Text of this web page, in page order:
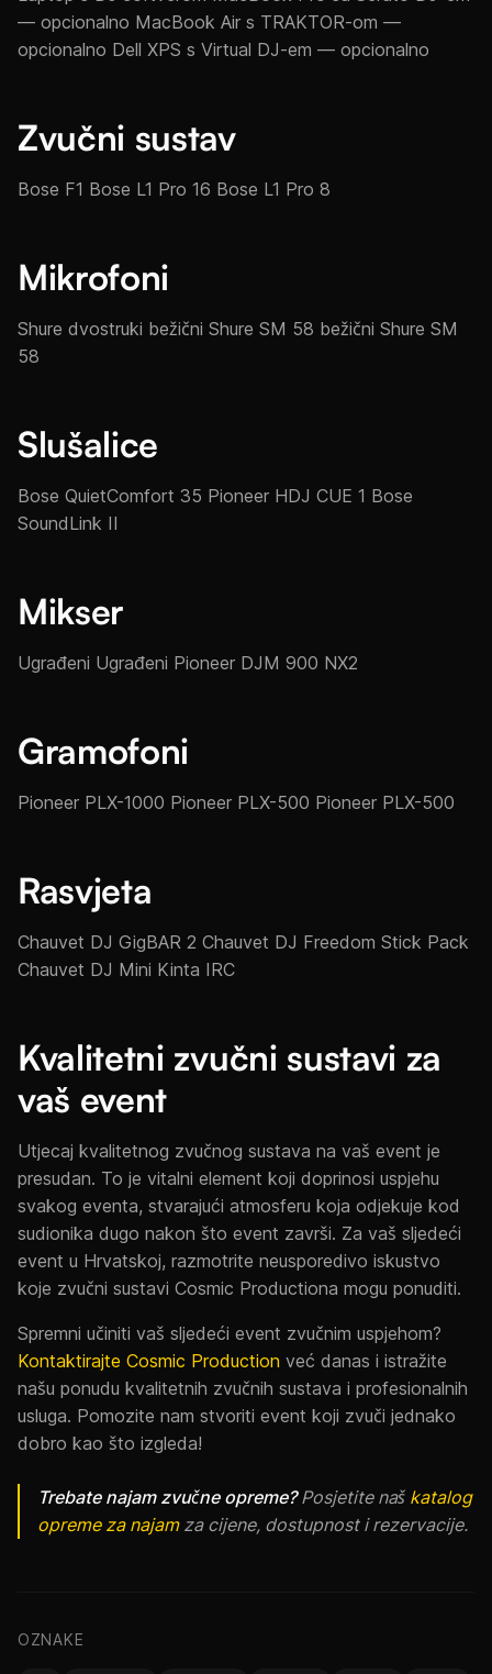
— opcionalno MacBook Air s TRAKTOR-om —
opcionalno Dell XPS s Virtual DJ-em — opcionalno
Zvučni sustav
Bose F1 Bose L1 Pro 16 Bose L1 Pro 8
Mikrofoni
Shure dvostruki bežični Shure SM 58 bežični Shure SM
58
Slušalice
Bose QuietComfort 35 Pioneer HDJ CUE 1 Bose
SoundLink II
Mikser
Ugrađeni Ugrađeni Pioneer DJM 900 NX2
Gramofoni
Pioneer PLX-1000 Pioneer PLX-500 Pioneer PLX-500
Rasvjeta
Chauvet DJ GigBAR 2 Chauvet DJ Freedom Stick Pack
Chauvet DJ Mini Kinta IRC
Kvalitetni zvučni sustavi za
vaš event
Utjecaj kvalitetnog zvučnog sustava na vaš event je
presudan. To je vitalni element koji doprinosi uspjehu
svakog eventa, stvarajući atmosferu koja odjekuje kod
sudionika dugo nakon što event završi. Za vaš sljedeći
event u Hrvatskoj, razmotrite neusporedivo iskustvo
koje zvučni sustavi Cosmic Productiona mogu ponuditi.
Spremni učiniti vaš sljedeći event zvučnim uspjehom?
Kontaktirajte Cosmic Production već danas i istražite
našu ponudu kvalitetnih zvučnih sustava i profesionalnih
usluga. Pomozite nam stvoriti event koji zvuči jednako
dobro kao što izgleda!
Trebate najam zvučne opreme?Posjetite naš katalog
opreme za najamza cijene, dostupnost i rezervacije.
OZNAKE